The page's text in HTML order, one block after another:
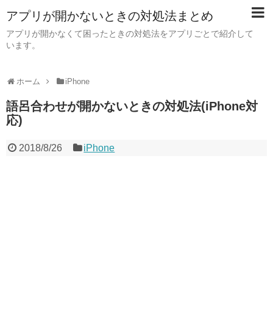
アプリが開かないときの対処法まとめ
アプリが開かなくて困ったときの対処法をアプリごとで紹介して
います。
ホーム iPhone
語呂合わせが開かないときの対処法(iPhone対
応)
2018/8/26 iPhone